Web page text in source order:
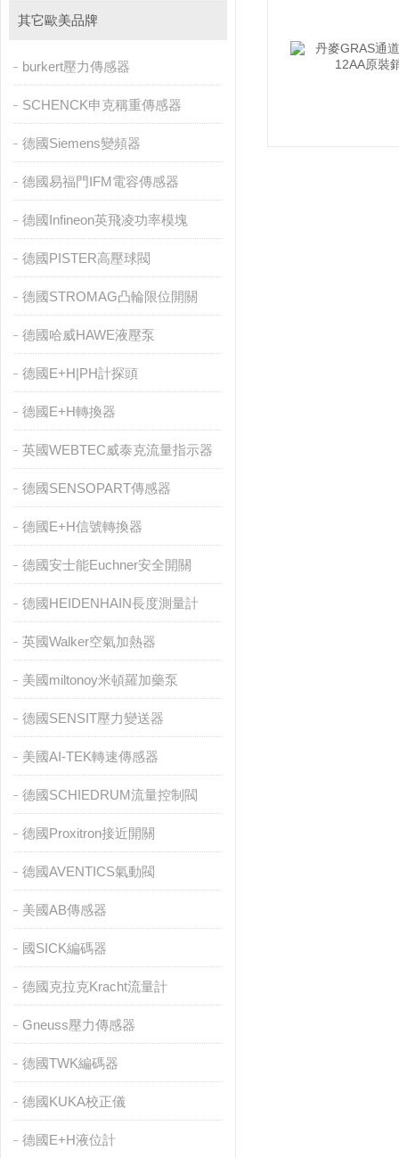
其它歐美品牌
burkert壓力傳感器
SCHENCK申克稱重傳感器
德國Siemens變頻器
德國易福門IFM電容傳感器
德國Infineon英飛凌功率模塊
德國PISTER高壓球閥
德國STROMAG凸輪限位開關
德國哈威HAWE液壓泵
德國E+H|PH計探頭
德國E+H轉換器
英國WEBTEC威泰克流量指示器
德國SENSOPART傳感器
德國E+H信號轉換器
德國安士能Euchner安全開關
德國HEIDENHAIN長度測量計
英國Walker空氣加熱器
美國miltonoy米頓羅加藥泵
德國SENSIT壓力變送器
美國AI-TEK轉速傳感器
德國SCHIEDRUM流量控制閥
德國Proxitron接近開關
德國AVENTICS氣動閥
美國AB傳感器
國SICK編碼器
德國克拉克Kracht流量計
Gneuss壓力傳感器
德國TWK編碼器
德國KUKA校正儀
德國E+H液位計